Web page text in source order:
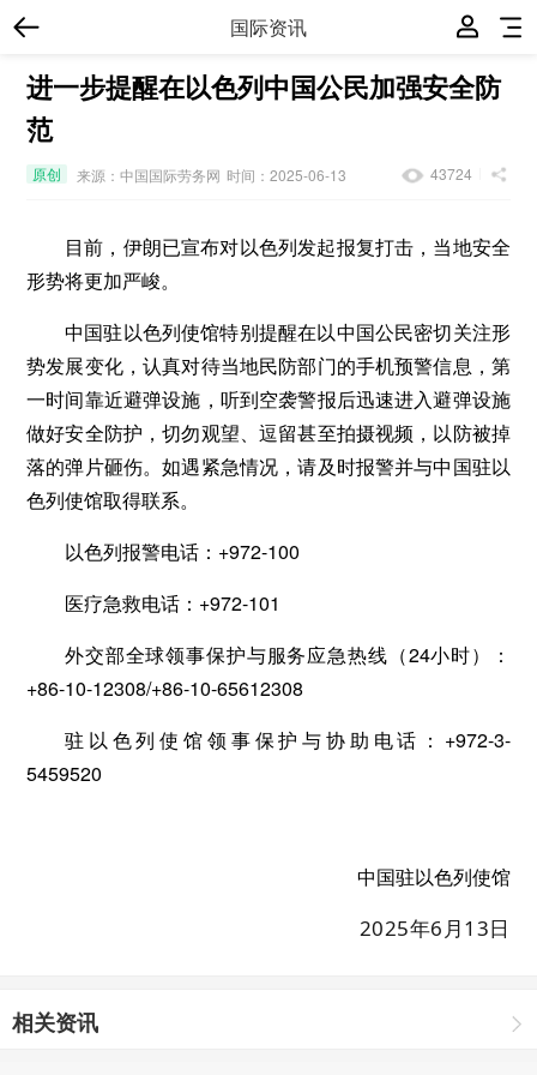
国际资讯
进一步提醒在以色列中国公民加强安全防
范
43724
原创 来源：中国国际劳务网 时间：2025-06-13
目前，伊朗已宣布对以色列发起报复打击，当地安全
形势将更加严峻。
中国驻以色列使馆特别提醒在以中国公民密切关注形
势发展变化，认真对待当地民防部门的手机预警信息，第
一时间靠近避弹设施，听到空袭警报后迅速进入避弹设施
做好安全防护，切勿观望、逗留甚至拍摄视频，以防被掉
落的弹片砸伤。如遇紧急情况，请及时报警并与中国驻以
色列使馆取得联系。
以色列报警电话：+972-100
医疗急救电话：+972-101
外交部全球领事保护与服务应急热线（24小时）：
+86-10-12308/+86-10-65612308
驻以色列使馆领事保护与协助电话：+972-3-
5459520
中国驻以色列使馆
2025年6月13日
相关资讯